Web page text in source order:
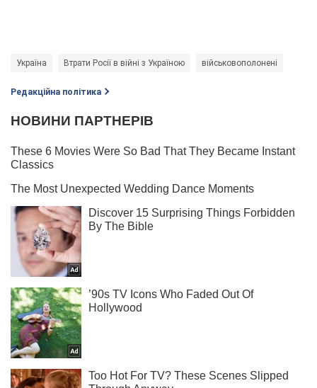
Україна Втрати Росії в війні з Україною військовополонені
Редакційна політика